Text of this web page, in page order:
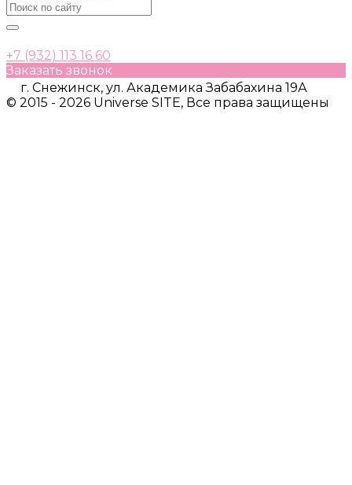
+7 (932) 113 16 60
Заказать звонок
г. Снежинск, ул. Академика Забабахина 19А
© 2015 - 2026 Universe SITE, Все права защищены